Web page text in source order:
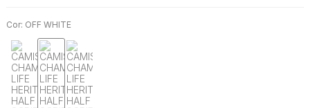
Cor: OFF WHITE